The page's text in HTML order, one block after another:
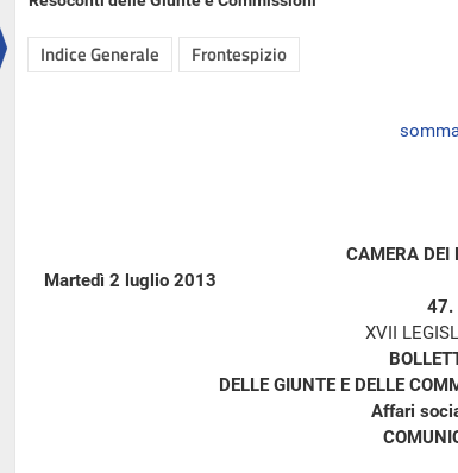
Indice Generale Frontespizio
CAMERA DEI
Martedì 2 luglio 2013
47.
XVII
DELLE GIUNTE E DELLE
Affari